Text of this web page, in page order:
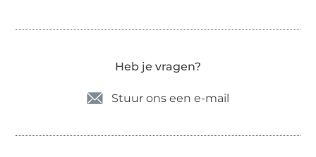
Heb je vragen?
Stuur ons een e-mail